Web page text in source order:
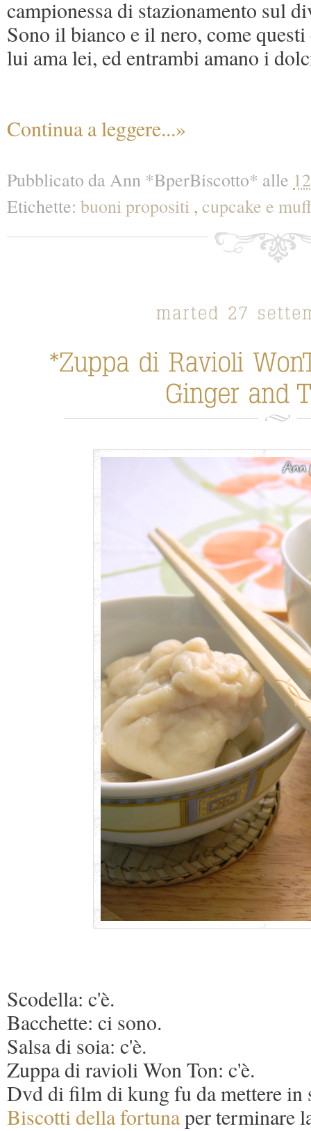
campionessa di stazionamento sul
Sono il bianco e il nero, come
lui ama lei, ed entrambi amano i
Continua a leggere...»
Pubblicato daAnn *BperBiscotto* alle
Etichette: buoni propositi , cupcake e
Scodella: c'è.
Bacchette: ci sono.
Salsa di soia: c'è.
Zuppa di ravioli Won Ton: c'è.
Dvd di film di kung fu da mettere in
Biscotti della fortunaper terminare